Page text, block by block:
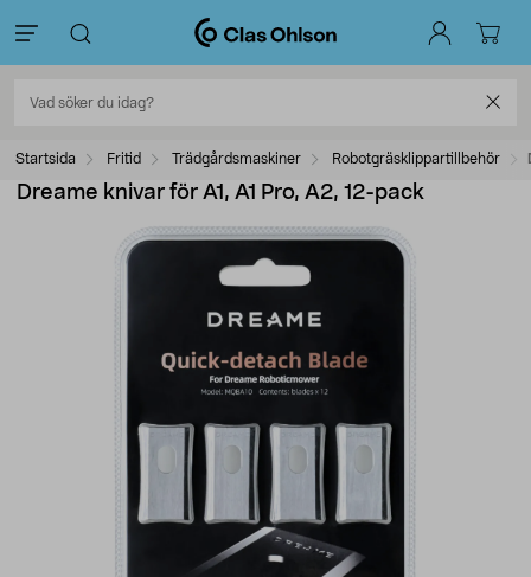
Startsida Fritid Trädgårdsmaskiner Robotgräsklippartillbehör
Dreame knivar för A1, A1 Pro, A2, 12-pack